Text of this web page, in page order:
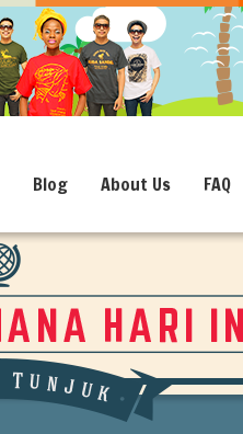
Blog About Us FAQ